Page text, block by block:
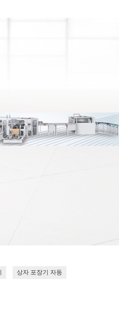
상자 포장기 자동